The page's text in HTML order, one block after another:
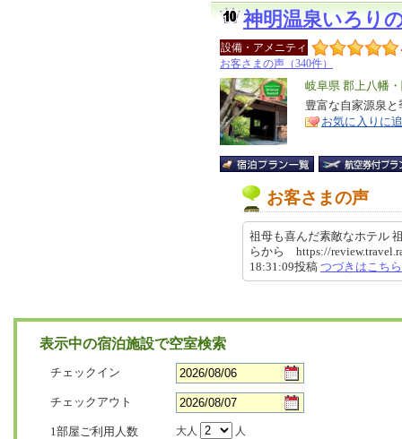
神明温泉いろり
設備・アメニティ
お客さまの声（340件）
エ
リ
ア
岐阜県 郡上八幡
特
徴
豊富な自家源泉
お気に入りに
お客さまの声
祖母も喜んだ素敵なホテル
らから https://
18:31:09投稿 つづきはこちら
表示中の宿泊施設で空室検索
チェックイン
チェックアウト
1部屋ご利用人数 大人
人